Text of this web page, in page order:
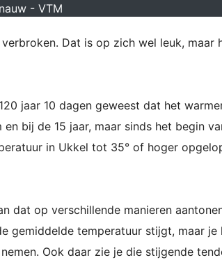
- VTM
verbroken. Dat is op zich wel leuk, maar
jaar 10 dagen geweest dat het
bij de 15 jaar, maar sinds het begin
in Ukkel tot 35° of hoger
dat op verschillende manieren
gemiddelde temperatuur stijgt, maar je
Ook daar zie je die stijgende